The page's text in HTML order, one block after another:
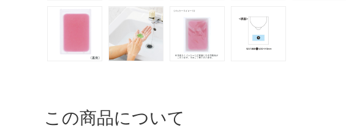
この商品について